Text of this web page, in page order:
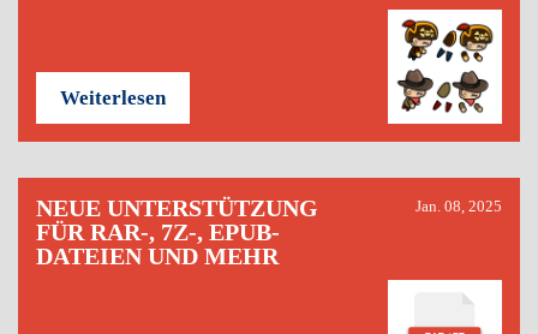
Weiterlesen
NEUE UNTERSTÜTZUNG
FÜR RAR-, 7Z-, EPUB-
DATEIEN UND MEHR
Jan. 08, 2025